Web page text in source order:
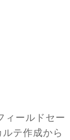
ールドセー
テ作成から